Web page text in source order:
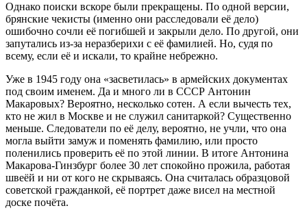
Однако поиски вскоре были прекращены. По одной версии,
брянские чекисты (именно они расследовали её дело)
ошибочно сочли её погибшей и закрыли дело. По другой, они
запутались из-за неразберихи с её фамилией. Но, судя по
всему, если её и искали, то крайне небрежно.
Уже в 1945 году она «засветилась» в армейских документах
под своим именем. Да и много ли в СССР Антонин
Макаровых? Вероятно, несколько сотен. А если вычесть тех,
кто не жил в Москве и не служил санитаркой? Существенно
меньше. Следователи по её делу, вероятно, не учли, что она
могла выйти замуж и поменять фамилию, или просто
поленились проверить её по этой линии. В итоге Антонина
Макарова-Гинзбург более 30 лет спокойно прожила, работая
швеёй и ни от кого не скрываясь. Она считалась образцовой
советской гражданкой, её портрет даже висел на местной
доске почёта.